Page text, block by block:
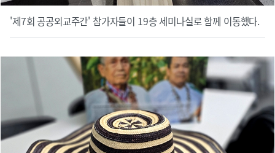
'제7회 공공외교주간' 참가자들이 19층 세미나실로 함께 이동했다.